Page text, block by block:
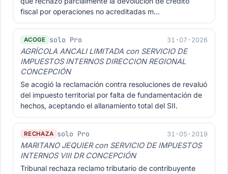
fiscal por operaciones no acreditadas m…
ACOGE solo Pro 31-07-2026
AGRÍCOLA ANCALI LIMITADA con SERVICIO DE
IMPUESTOS INTERNOS DIRECCION REGIONAL
CONCEPCIÓN
Se acogió la reclamación contra resoluciones de revaluó
del impuesto territorial por falta de fundamentación de
hechos, aceptando el allanamiento total del SII.
RECHAZA solo Pro 31-05-2019
MARITANO JEQUIER con SERVICIO DE IMPUESTOS
INTERNOS VIII DR CONCEPCIÓN
Tribunal rechaza reclamo tributario de contribuyente